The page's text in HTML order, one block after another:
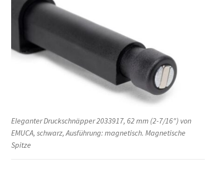
Eleganter Druckschnäpper 2033917, 62 mm (2-7/16″) von
EMUCA, schwarz, Ausführung: magnetisch. Magnetische
Spitze